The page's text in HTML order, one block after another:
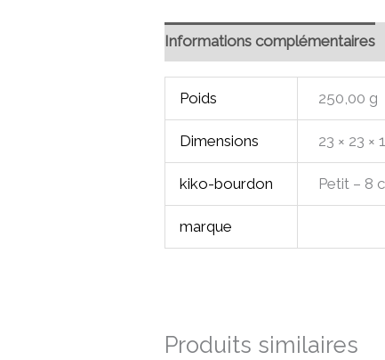
Informations complémentaires
Poids 250,00 g
Dimensions 23 × 23 ×
kiko-bourdon Petit – 8
marque
Produits similaires